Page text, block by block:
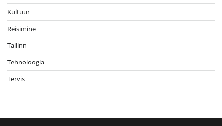
Kultuur
Reisimine
Tallinn
Tehnoloogia
Tervis